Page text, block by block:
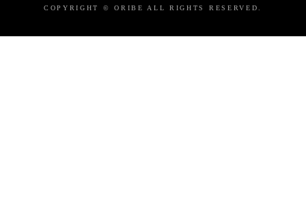
COPYRIGHT © ORIBE ALL RIGHTS RESERVED.